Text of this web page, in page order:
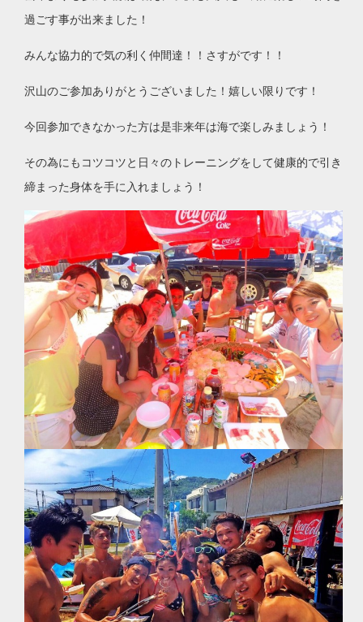
過ごす事が出来ました！
みんな協力的で気の利く仲間達！！さすがです！！
沢山のご参加ありがとうございました！嬉しい限りです！
今回参加できなかった方は是非来年は海で楽しみましょう！
その為にもコツコツと日々のトレーニングをして健康的で引き
締まった身体を手に入れましょう！